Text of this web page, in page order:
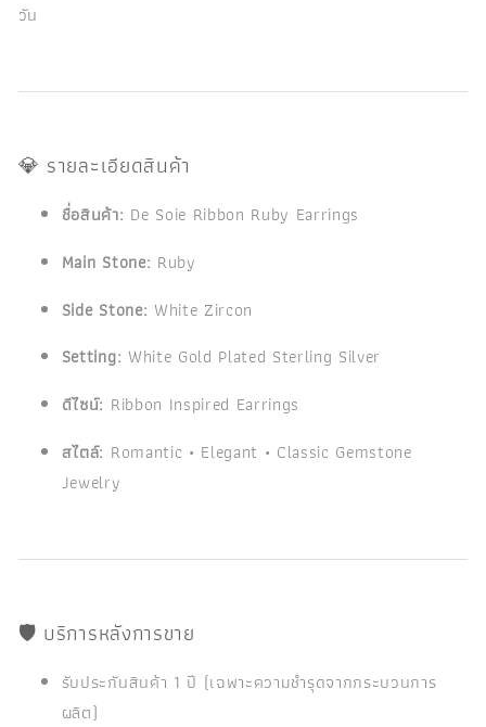
วัน
💎 รายละเอียดสินค้า
ชื่อสินค้า: De Soie Ribbon Ruby Earrings
Main Stone: Ruby
Side Stone: White Zircon
Setting: White Gold Plated Sterling Silver
ดีไซน์: Ribbon Inspired Earrings
สไตล์: Romantic • Elegant • Classic Gemstone
Jewelry
🛡️ บริการหลังการขาย
รับประกันสินค้า 1 ปี (เฉพาะความชำรุดจากกระบวนการ
ผลิต)